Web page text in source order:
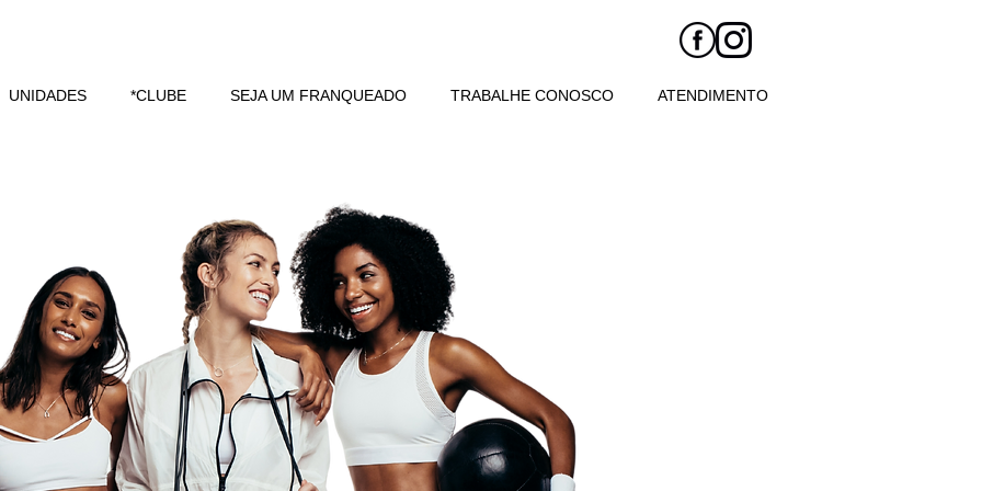
UNIDADES *CLUBE SEJA UM FRANQUEADO TRABALHE CONOSCO ATENDIMENTO